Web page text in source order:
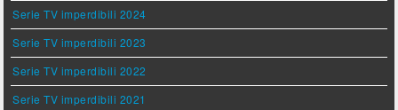
Serie TV imperdibili 2024
Serie TV imperdibili 2023
Serie TV imperdibili 2022
Serie TV imperdibili 2021